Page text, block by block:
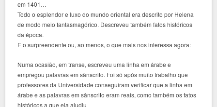
em 1401…
Todo o esplendor e luxo do mundo oriental era descrito por Helena
de modo meio fantasmagórico. Descreveu também fatos históricos
da época.
E o surpreendente ou, ao menos, o que mais nos interessa agora:
Numa ocasião, em transe, escreveu uma linha em árabe e
empregou palavras em sânscrito. Foi só após muito trabalho que
professores da Universidade conseguiram verificar que a linha em
árabe e as palavras em sânscrito eram reais, como também os fatos
históricos a que ela aludiu